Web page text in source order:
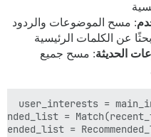
: مسح الموضوعات والردود
عن الكلمات الرئيسية
الحديثة: مسح جميع
=